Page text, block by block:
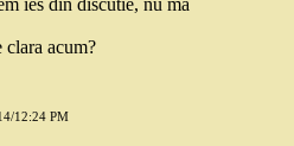
ies din discutie, nu ma
acum?
12:24 PM